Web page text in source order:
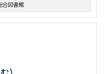
合図書館